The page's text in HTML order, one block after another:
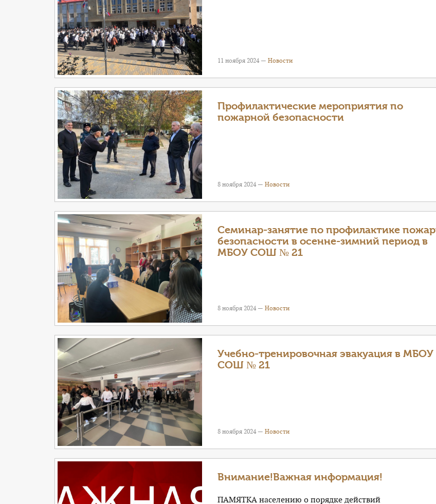
11 ноября 2024 —Новости
Профилактические мероприятия по
пожарной безопасности
8 ноября 2024 —Новости
Семинар-занятие по профилактике
безопасности в осенне-зимний период в
МБОУ СОШ № 21
8 ноября 2024 —Новости
Учебно-тренировочная эвакуация в МБОУ
СОШ № 21
8 ноября 2024 —Новости
Внимание!Важная информация!
ПАМЯТКА населению о порядке действий